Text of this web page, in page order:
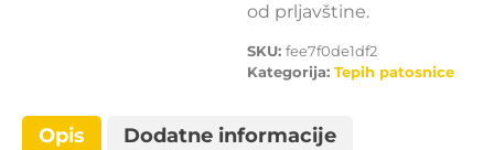
od prljavštine.
SKU: fee7f0de1df2
Kategorija: Tepih patosnice
Opis Dodatne informacije